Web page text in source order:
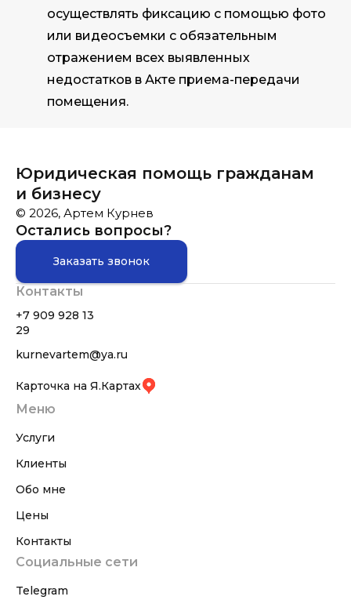
осуществлять фиксацию с помощью фото
или видеосъемки с обязательным
отражением всех выявленных
недостатков в Акте приема-передачи
помещения.
Юридическая помощь гражданам
и бизнесу
© 2026, Артем Курнев
Остались вопросы?
Заказать звонок
Контакты
+7 909 928 13
29
kurnevartem@ya.ru
Карточка на Я.Картах
Меню
Услуги
Клиенты
Обо мне
Цены
Контакты
Социальные сети
Telegram